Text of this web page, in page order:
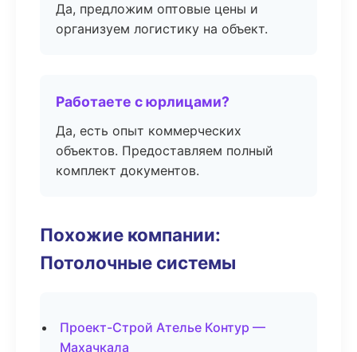
Да, предложим оптовые цены и
организуем логистику на объект.
Работаете с юрлицами?
Да, есть опыт коммерческих
объектов. Предоставляем полный
комплект документов.
Похожие компании:
Потолочные системы
Проект-Строй Ателье Контур —
Махачкала